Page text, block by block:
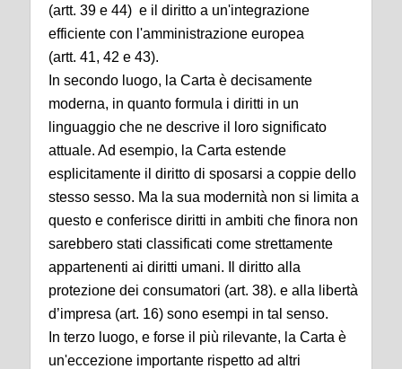
(artt. 39 e 44) e il diritto a un'integrazione
efficiente con l'amministrazione europea
(artt. 41, 42 e 43).
In secondo luogo, la Carta è decisamente
moderna, in quanto formula i diritti in un
linguaggio che ne descrive il loro significato
attuale. Ad esempio, la Carta estende
esplicitamente il diritto di sposarsi a coppie dello
stesso sesso. Ma la sua modernità non si limita a
questo e conferisce diritti in ambiti che finora non
sarebbero stati classificati come strettamente
appartenenti ai diritti umani. Il diritto alla
protezione dei consumatori (art. 38). e alla libertà
d’impresa (art. 16) sono esempi in tal senso.
In terzo luogo, e forse il più rilevante, la Carta è
un'eccezione importante rispetto ad altri